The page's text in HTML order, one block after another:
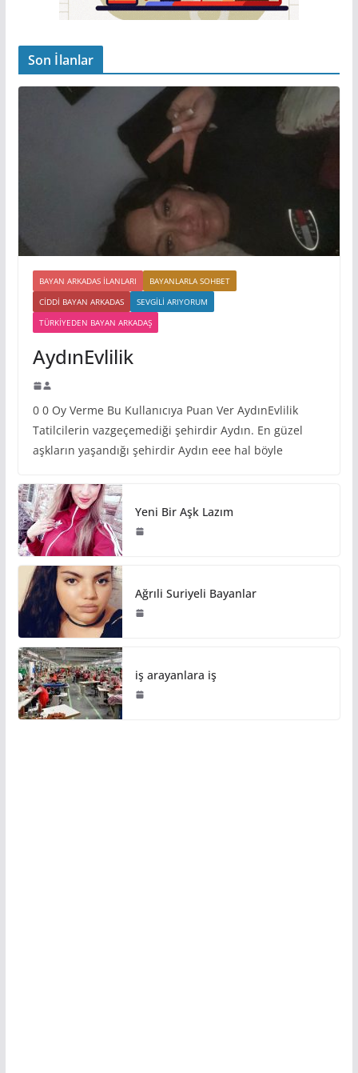
Son İlanlar
BAYAN ARKADAS ILANLARI
BAYANLARLA SOHBET
CIDDI BAYAN ARKADAS
SEVGILI ARIYORUM
TÜRKIYEDEN BAYAN ARKADAŞ
AydınEvlilik
0 0 Oy Verme Bu Kullanıcıya Puan Ver AydınEvlilik
Tatilcilerin vazgeçemediği şehirdir Aydın. En güzel
aşkların yaşandığı şehirdir Aydın eee hal böyle
Yeni Bir Aşk Lazım
Ağrıli Suriyeli Bayanlar
iş arayanlara iş